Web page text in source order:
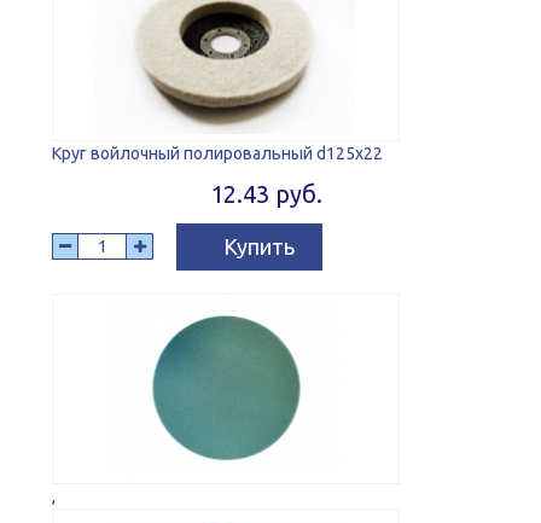
Круг войлочный полировальный d125x22
12.43 руб.
Купить
,